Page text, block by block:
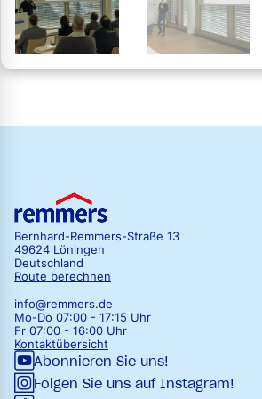
Bernhard-Remmers-Straße 13
49624 Löningen
Deutschland
Route berechnen
info@remmers.de
Mo-Do 07:00 - 17:15 Uhr
Fr 07:00 - 16:00 Uhr
Kontaktübersicht
Abonnieren Sie uns!
Folgen Sie uns auf Instagram!